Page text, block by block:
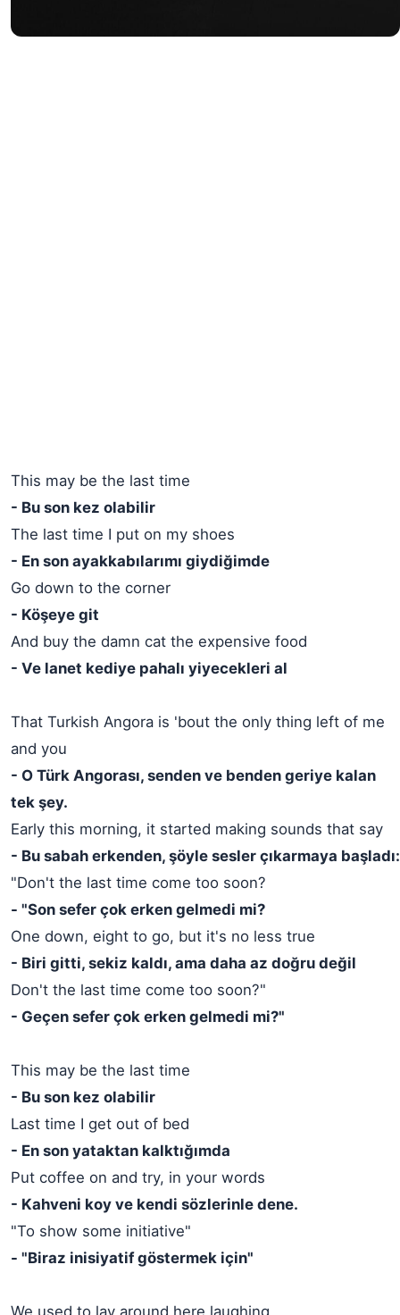
This may be the last time
- Bu son kez olabilir
The last time I put on my shoes
- En son ayakkabılarımı giydiğimde
Go down to the corner
- Köşeye git
And buy the damn cat the expensive food
- Ve lanet kediye pahalı yiyecekleri al
That Turkish Angora is 'bout the only thing left of me
and you
- O Türk Angorası, senden ve benden geriye kalan
tek şey.
Early this morning, it started making sounds that say
- Bu sabah erkenden, şöyle sesler çıkarmaya başladı:
"Don't the last time come too soon?
- "Son sefer çok erken gelmedi mi?
One down, eight to go, but it's no less true
- Biri gitti, sekiz kaldı, ama daha az doğru değil
Don't the last time come too soon?"
- Geçen sefer çok erken gelmedi mi?"
This may be the last time
- Bu son kez olabilir
Last time I get out of bed
- En son yataktan kalktığımda
Put coffee on and try, in your words
- Kahveni koy ve kendi sözlerinle dene.
"To show some initiative"
- "Biraz inisiyatif göstermek için"
We used to lay around here laughing